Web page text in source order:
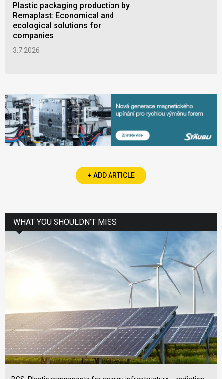
Plastic packaging production by
Remaplast: Economical and
ecological solutions for
companies
3.7.2026
+ ADD ARTICLE
WHAT YOU SHOULDN’T MISS